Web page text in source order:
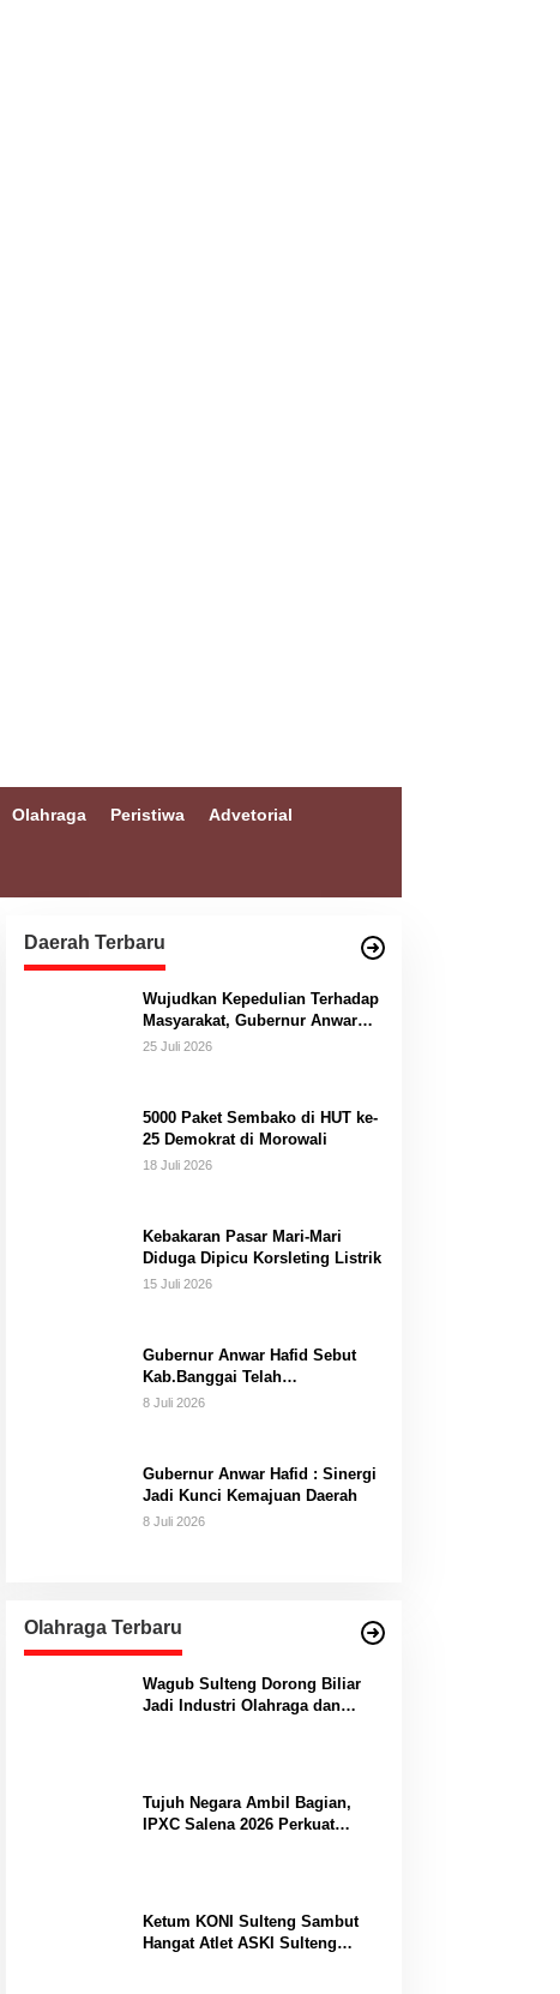
Olahraga Peristiwa Advetorial
Daerah Terbaru
Wujudkan Kepedulian Terhadap
Masyarakat, Gubernur Anwar
Hafid Bangun Jembatan
25 Juli 2026
5000 Paket Sembako di HUT ke-
25 Demokrat di Morowali
18 Juli 2026
Kebakaran Pasar Mari-Mari
Diduga Dipicu Korsleting Listrik
15 Juli 2026
Gubernur Anwar Hafid Sebut
Kab.Banggai Telah
“Melahirkan” Generasi…
8 Juli 2026
Gubernur Anwar Hafid : Sinergi
Jadi Kunci Kemajuan Daerah
8 Juli 2026
Olahraga Terbaru
Wagub Sulteng Dorong Biliar
Jadi Industri Olahraga dan
Tujuh Negara Ambil Bagian,
IPXC Salena 2026 Perkuat
Ketum KONI Sulteng Sambut
Hangat Atlet ASKI Sulteng